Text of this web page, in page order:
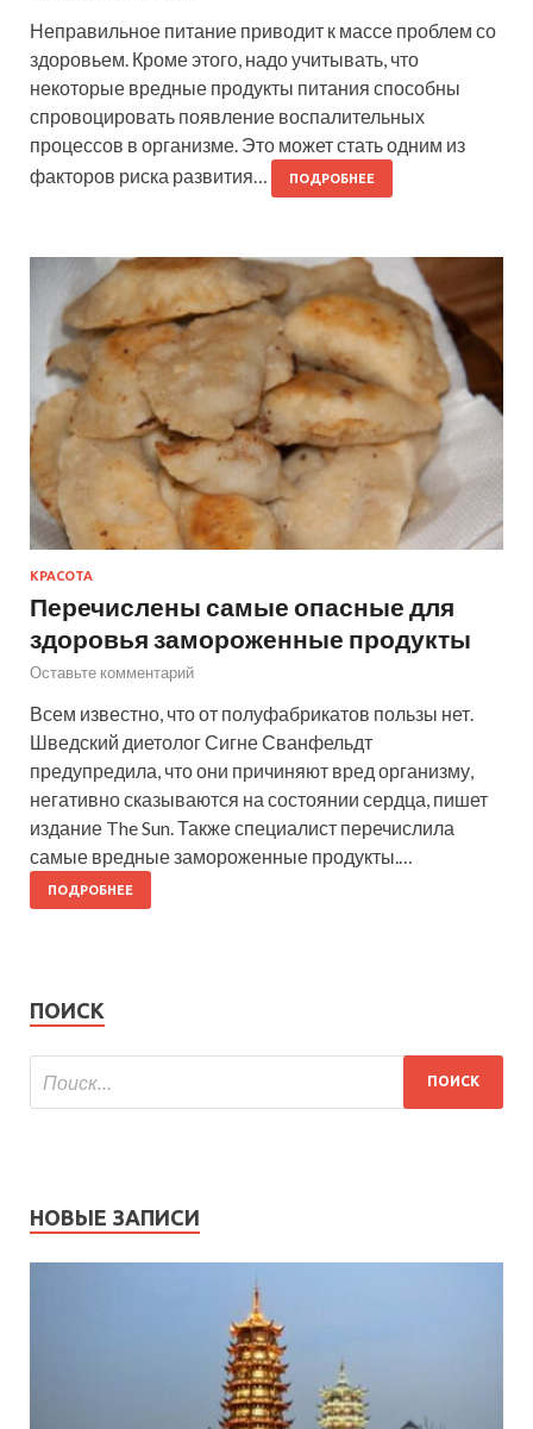
Неправильное питание приводит к массе проблем со
здоровьем. Кроме этого, надо учитывать, что
некоторые вредные продукты питания способны
спровоцировать появление воспалительных
процессов в организме. Это может стать одним из
факторов риска развития…
ПОДРОБНЕЕ
КРАСОТА
Перечислены самые опасные для
здоровья замороженные продукты
Оставьте комментарий
Всем известно, что от полуфабрикатов пользы нет.
Шведский диетолог Сигне Сванфельдт
предупредила, что они причиняют вред организму,
негативно сказываются на состоянии сердца, пишет
издание The Sun. Также специалист перечислила
самые вредные замороженные продукты.…
ПОДРОБНЕЕ
ПОИСК
НОВЫЕ ЗАПИСИ